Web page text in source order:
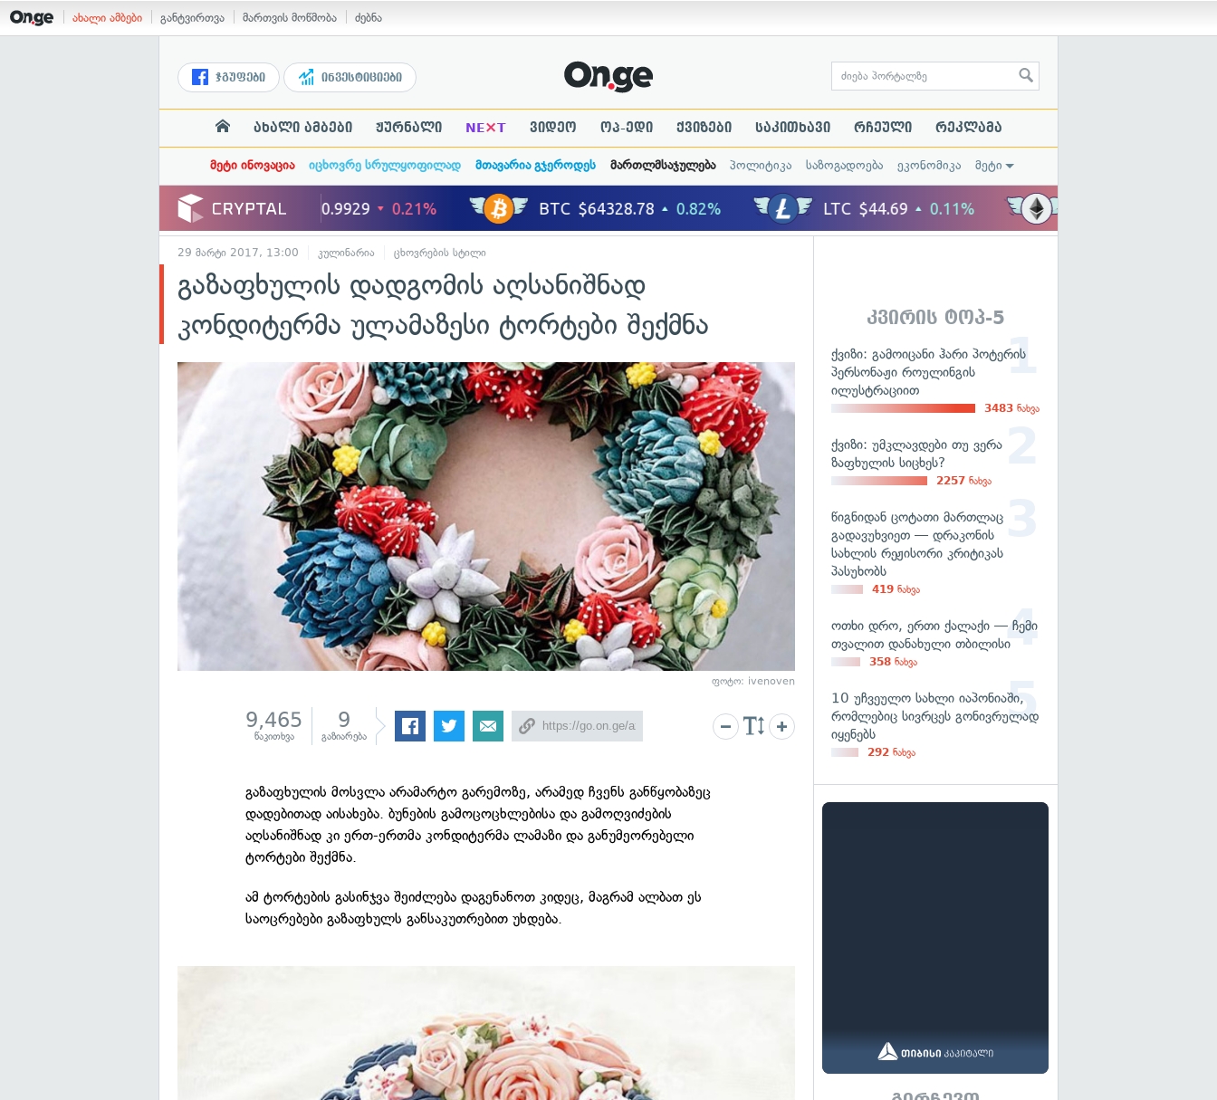
ახალი ამბები განტვირთვა მართვის მოწმობა ძებნა
ჯგუფები ინვესტიციები
ახალი ამბები ჟურნალი NE×T ვიდეო ოპ-ედი ქვიზები საკითხავი რჩეული რეკლამა
მეტი ინოვაცია იცხოვრე სრულყოფილად მთავარია გჯეროდეს მართლმსაჯულება პოლიტიკა საზოგადოება ეკონომიკა მეტი
29 მარტი 2017, 13:00 კულინარია ცხოვრების სტილი
გაზაფხულის დადგომის აღსანიშნად
კონდიტერმა ულამაზესი ტორტები შექმნა
ფოტო: ivenoven
9,465
წაკითხვა
9
გაზიარება
გაზაფხულის მოსვლა არამარტო გარემოზე, არამედ ჩვენს განწყობაზეც
დადებითად აისახება. ბუნების გამოცოცხლებისა და გამოღვიძების
აღსანიშნად კი ერთ-ერთმა კონდიტერმა ლამაზი და განუმეორებელი
ტორტები შექმნა.
ამ ტორტების გასინჯვა შეიძლება დაგენანოთ კიდეც, მაგრამ ალბათ ეს
საოცრებები გაზაფხულს განსაკუთრებით უხდება.
კვირის ტოპ-5
ქვიზი: გამოიცანი ჰარი პოტერის
პერსონაჟი როულინგის
ილუსტრაციით
3483 ნახვა
ქვიზი: უმკლავდები თუ ვერა
ზაფხულის სიცხეს?
2257 ნახვა
წიგნიდან ცოტათი მართლაც
გადავუხვიეთ — დრაკონის
სახლის რეჟისორი კრიტიკას
პასუხობს
419 ნახვა
ოთხი დრო, ერთი ქალაქი — ჩემი
თვალით დანახული თბილისი
358 ნახვა
10 უჩვეულო სახლი იაპონიაში,
რომლებიც სივრცეს გონივრულად
იყენებს
292 ნახვა